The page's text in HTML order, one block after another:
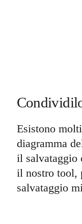
Esistono
diagramma
il salvataggio
il nostro tool,
salvataggio